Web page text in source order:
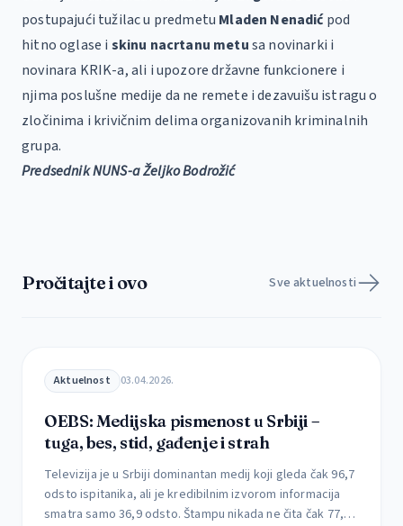
postupajući tužilac u predmetu Mladen Nenadićpod
hitno oglase i skinu nacrtanu metusa novinarki i
novinara KRIK-a, ali i upozore državne funkcionere i
njima poslušne medije da ne remete i dezavuišu istragu o
zločinima i krivičnim delima organizovanih kriminalnih
grupa.
Predsednik NUNS-a Željko Bodrožić
Pročitajte i ovo Sve aktuelnosti
Aktuelnost 03.04.2026.
OEBS: Medijska pismenost u Srbiji –
tuga, bes, stid, gađenje i strah
Televizija je u Srbiji dominantan medij koji gleda čak 96,7
odsto ispitanika, ali je kredibilnim izvorom informacija
smatra samo 36,9 odsto. Štampu nikada ne čita čak 77,4